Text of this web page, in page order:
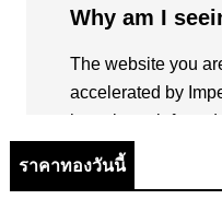
ราคาทองวันนี้